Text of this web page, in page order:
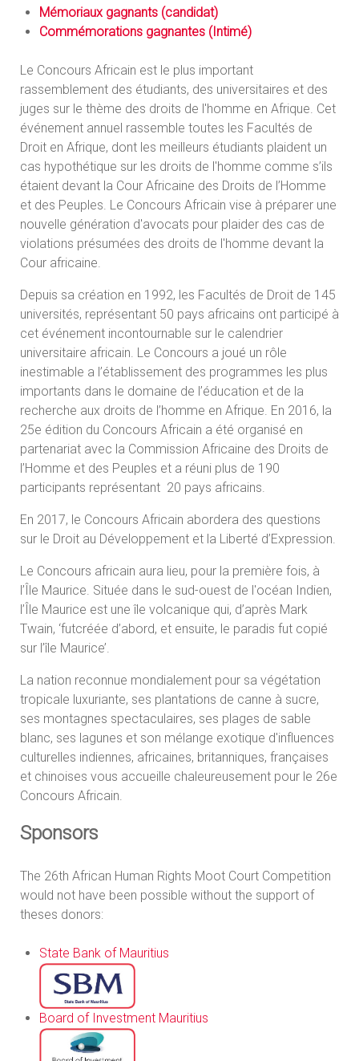
Mémoriaux gagnants (candidat)
Commémorations gagnantes (Intimé)
Le Concours Africain est le plus important
rassemblement des étudiants, des universitaires et des
juges sur le thème des droits de l'homme en Afrique. Cet
événement annuel rassemble toutes les Facultés de
Droit en Afrique, dont les meilleurs étudiants plaident un
cas hypothétique sur les droits de l'homme comme s’ils
étaient devant la Cour Africaine des Droits de l’Homme
et des Peuples. Le Concours Africain vise à préparer une
nouvelle génération d'avocats pour plaider des cas de
violations présumées des droits de l'homme devant la
Cour africaine.
Depuis sa création en 1992, les Facultés de Droit de 145
universités, représentant 50 pays africains ont participé à
cet événement incontournable sur le calendrier
universitaire africain. Le Concours a joué un rôle
inestimable a l’établissement des programmes les plus
importants dans le domaine de l’éducation et de la
recherche aux droits de l’homme en Afrique. En 2016, la
25e édition du Concours Africain a été organisé en
partenariat avec la Commission Africaine des Droits de
l’Homme et des Peuples et a réuni plus de 190
participants représentant 20 pays africains.
En 2017, le Concours Africain abordera des questions
sur le Droit au Développement et la Liberté d’Expression.
Le Concours africain aura lieu, pour la première fois, à
l’Île Maurice. Située dans le sud-ouest de l'océan Indien,
l’Île Maurice est une île volcanique qui, d’après Mark
Twain, ‘futcréée d’abord, et ensuite, le paradis fut copié
sur l’île Maurice’.
La nation reconnue mondialement pour sa végétation
tropicale luxuriante, ses plantations de canne à sucre,
ses montagnes spectaculaires, ses plages de sable
blanc, ses lagunes et son mélange exotique d'influences
culturelles indiennes, africaines, britanniques, françaises
et chinoises vous accueille chaleureusement pour le 26e
Concours Africain.
Sponsors
The 26th African Human Rights Moot Court Competition
would not have been possible without the support of
theses donors:
State Bank of Mauritius
Board of Investment Mauritius